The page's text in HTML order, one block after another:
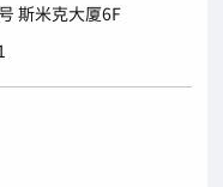
斯米克大厦6F